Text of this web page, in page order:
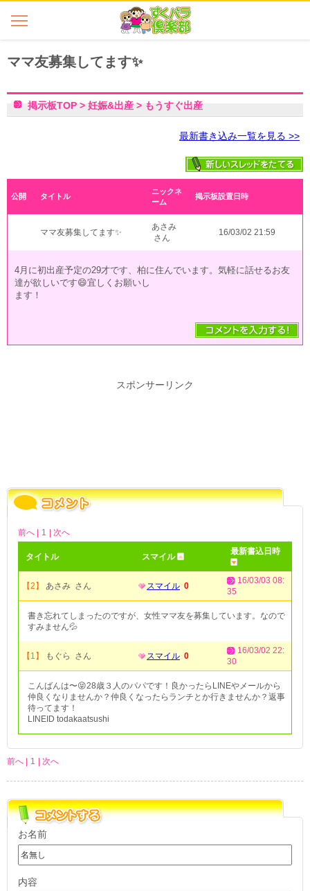
ママ友募集してます✨
最新書き込み一覧を見る >>
掲示板TOP > 妊娠&出産 > もうすぐ出産
公開 タイトル
ニックネ
ーム
掲示板設置日時
ママ友募集してます✨
あさみ
さん
16/03/02 21:59
4月に初出産予定の29才です、柏に住んでいます。気軽に話せるお友
達が欲しいです😄宜しくお願いし
ます！
スポンサーリンク
前へ | 1 | 次へ
タイトル スマイル
最新書込日時
【2】 あさみ さん スマイル 0
16/03/03 08:
35
書き忘れてしまったのですが、女性ママ友を募集しています。なので
すみません💦
【1】 もぐら さん スマイル 0
16/03/02 22:
30
こんばんは〜😝28歳３人のパパです！良かったらLINEやメールから
仲良くなりませんか？仲良くなったらランチとか行きませんか？返事
待ってます！
LINEID todakaatsushi
前へ | 1 | 次へ
お名前
内容